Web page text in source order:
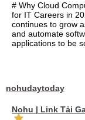
# Why Cloud
for IT Careers in
continues to grow
and automate
applications to be
nohudaytoday
Nohu | Link Tải